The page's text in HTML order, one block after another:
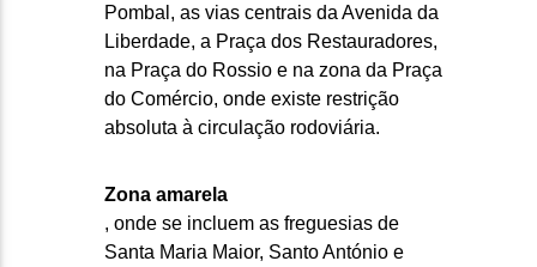
Pombal, as vias centrais da Avenida da
Liberdade, a Praça dos Restauradores,
na Praça do Rossio e na zona da Praça
do Comércio, onde existe restrição
absoluta à circulação rodoviária.
Zona amarela
, onde se incluem as freguesias de
Santa Maria Maior, Santo António e